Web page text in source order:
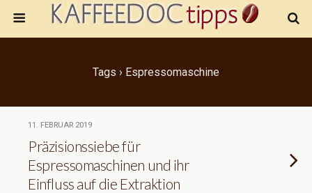
Tags › Espressomaschine
11. FEBRUAR 2019
Präzisionssiebe für
Espressomaschinen und ihr
Einfluss auf die Extraktion